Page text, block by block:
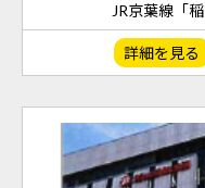
JR京葉線「
詳細を見る